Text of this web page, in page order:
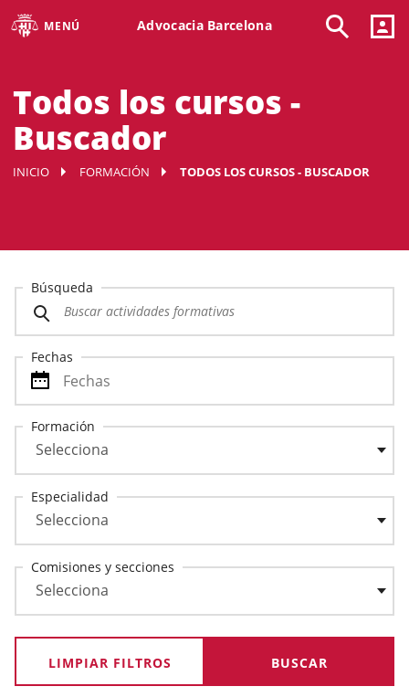
MENÚ Advocacia Barcelona
Todos los cursos -
Buscador
INICIO FORMACIÓN TODOS LOS CURSOS - BUSCADOR
Búsqueda
Fechas
Formación
Especialidad
Comisiones y secciones
LIMPIAR FILTROS